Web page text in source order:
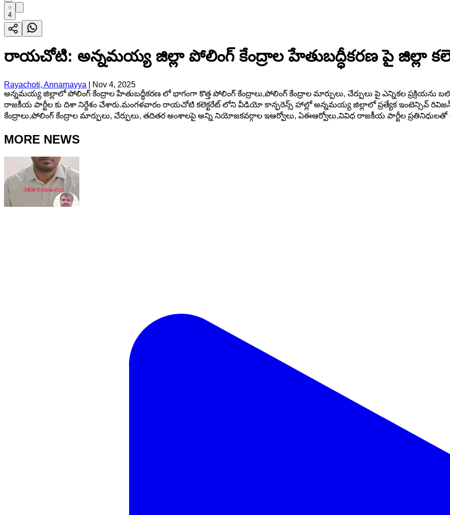
4
రాయచోటి: అన్నమయ్య జిల్లా పోలింగ్ కేంద్రాల హేతుబద్ధీకరణ పై జిల్లా
Rayachoti, Annamayya
Nov 4, 2025
అన్నమయ్య జిల్లాలో పోలింగ్ కేంద్రాల హేతుబద్ధీకరణ లో భాగంగా కొత్త పోలింగ్ కేంద్రాలు,పోలింగ్ కేంద్రాల మార్పులు, చేర్పులు పై ఎన్నికల
రాజకీయ పార్టీల కు దిశా నిర్దేశం చేశారు.మంగళవారం రాయచోటి కలెక్టరేట్ లోని వీడియో కాన్ఫరెన్స్ హాల్లో అన్నమయ్య జిల్లాలో ప్రత్యేక ఇంటెన్సివ్ రివిజన్-
కేంద్రాలు,పోలింగ్ కేంద్రాల మార్పులు, చేర్పులు, తదితర అంశాలపై అన్ని నియోజకవర్గాల ఇఆర్వోలు, ఏఈఆర్వోలు,వివిధ రాజకీయ పార్టీల ప్రతినిధులతో
MORE NEWS